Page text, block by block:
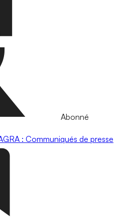
Abonné
: Communiqués de presse